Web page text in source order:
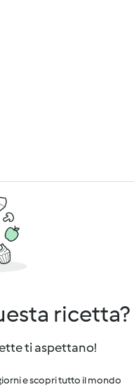
ricetta?
ti aspettano!
e scopri tutto il mondo